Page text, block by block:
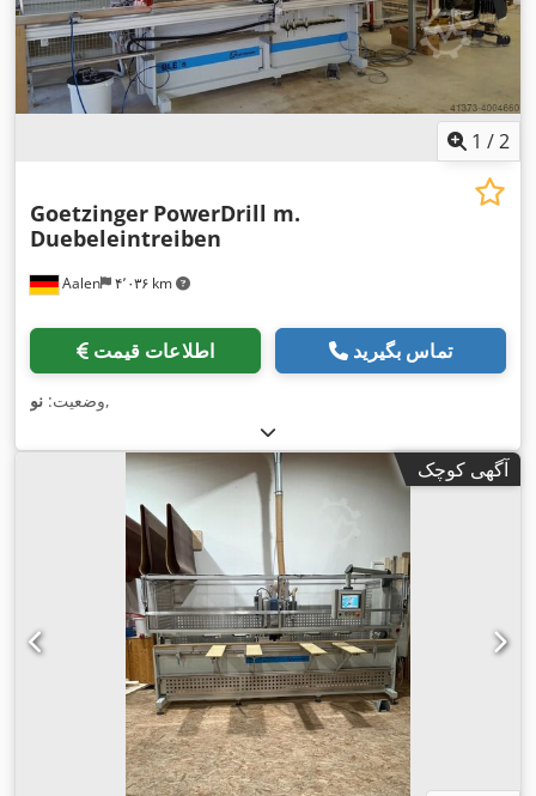
1 /2
Aalen ۴٬۰۳۶ km
Goetzinger PowerDrill m.
Duebeleintreiben
اطلاعات قیمت تماس بگیرید
وضعیت: نو ,
آگهی کوچک